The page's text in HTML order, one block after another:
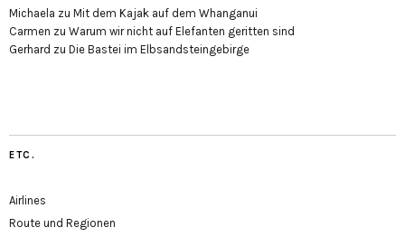
Michaela zu Mit dem Kajak auf dem Whanganui
Carmen zu Warum wir nicht auf Elefanten geritten sind
Gerhard zu Die Bastei im Elbsandsteingebirge
ETC.
Airlines
Route und Regionen